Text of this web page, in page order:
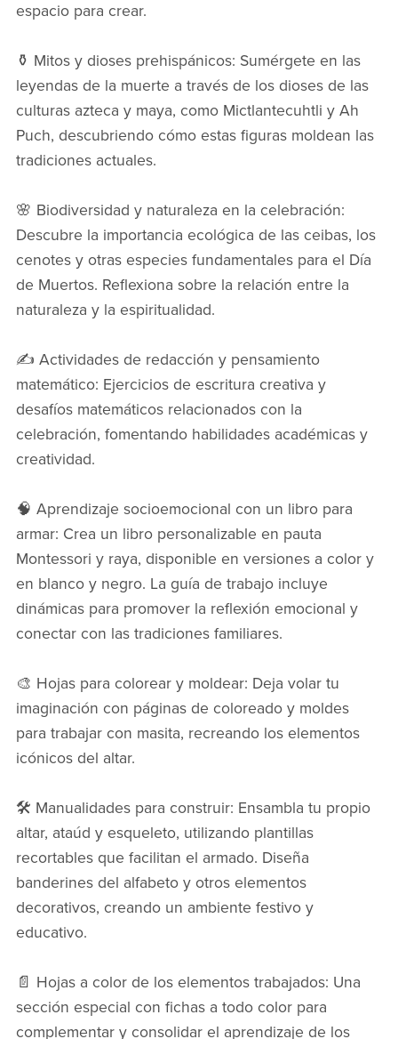
espacio para crear.
⚱️ Mitos y dioses prehispánicos: Sumérgete en las
leyendas de la muerte a través de los dioses de las
culturas azteca y maya, como Mictlantecuhtli y Ah
Puch, descubriendo cómo estas figuras moldean las
tradiciones actuales.
🌸 Biodiversidad y naturaleza en la celebración:
Descubre la importancia ecológica de las ceibas, los
cenotes y otras especies fundamentales para el Día
de Muertos. Reflexiona sobre la relación entre la
naturaleza y la espiritualidad.
✍️ Actividades de redacción y pensamiento
matemático: Ejercicios de escritura creativa y
desafíos matemáticos relacionados con la
celebración, fomentando habilidades académicas y
creatividad.
🧠 Aprendizaje socioemocional con un libro para
armar: Crea un libro personalizable en pauta
Montessori y raya, disponible en versiones a color y
en blanco y negro. La guía de trabajo incluye
dinámicas para promover la reflexión emocional y
conectar con las tradiciones familiares.
🎨 Hojas para colorear y moldear: Deja volar tu
imaginación con páginas de coloreado y moldes
para trabajar con masita, recreando los elementos
icónicos del altar.
🛠️ Manualidades para construir: Ensambla tu propio
altar, ataúd y esqueleto, utilizando plantillas
recortables que facilitan el armado. Diseña
banderines del alfabeto y otros elementos
decorativos, creando un ambiente festivo y
educativo.
📄 Hojas a color de los elementos trabajados: Una
sección especial con fichas a todo color para
complementar y consolidar el aprendizaje de los